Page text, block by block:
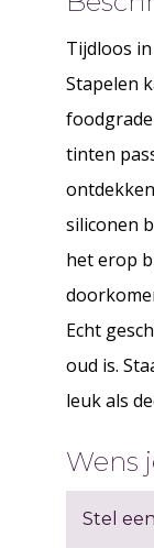
Tijdloos
Stapelen
tinten
siliconen
het erop
Echt
oud is.
leuk als
Wens
Stel